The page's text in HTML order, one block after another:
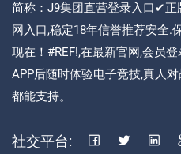
简称：J9集团直营登录入口✔正
网入口,稳定18年信誉推荐安全.
现在！#REF!,在最新官网,会员
APP后随时体验电子竞技,真人
都能支持。
社交平台: